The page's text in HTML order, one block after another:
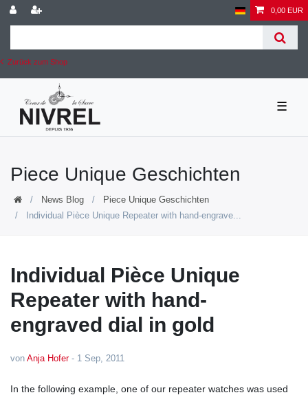
Zurück zum Shop
0,00 EUR
☰
Piece Unique Geschichten
News Blog
Piece Unique Geschichten
Individual Pièce Unique Repeater with hand-engrave...
Individual Pièce Unique
Repeater with hand-
engraved dial in gold
von Anja Hofer- 1 Sep, 2011
In the following example, one of our repeater watches was used